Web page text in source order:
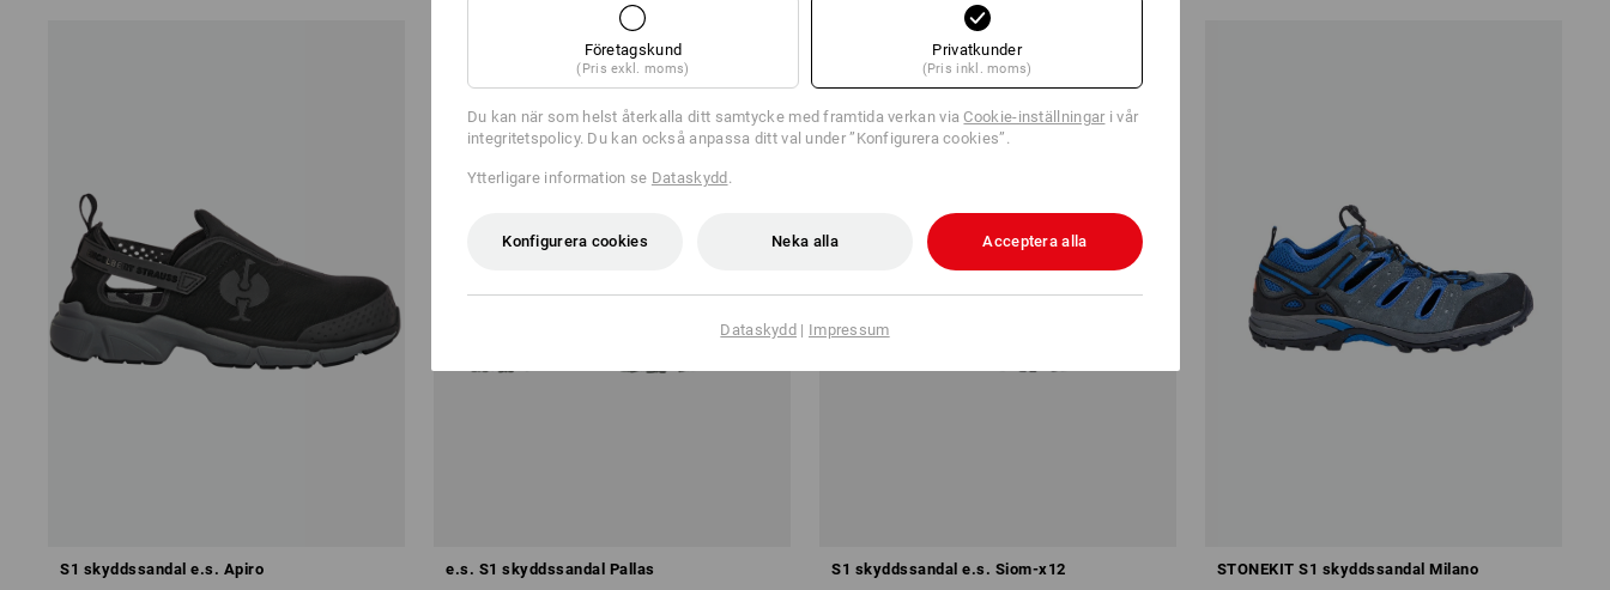
S1 skyddssandal e.s. Apiro e.s. S1 skyddssandal Pallas S1 skyddssandal e.s. Siom-x12 STONEKIT S1 skyddssandal Milano
Företagskund
(Pris exkl. moms)
Privatkunder
(Pris inkl. moms)
Du kan när som helst återkalla ditt samtycke med framtida verkan viaCookie-inställningar i vår
integritetspolicy. Du kan också anpassa ditt val under ”Konfigurera cookies”.
Ytterligare information se Dataskydd .
Konfigurera cookies Neka alla Acceptera alla
Dataskydd | Impressum